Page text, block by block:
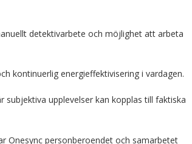
detektivarbete och möjlighet att arbeta
kontinuerlig energieffektivisering i vardagen.
upplevelser kan kopplas till faktiska
Onesync personberoendet och samarbetet